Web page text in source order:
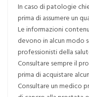
In caso di patologie
prima di assumere un
Le informazioni
devono in alcun
professionisti della
Consultare sempre il
prima di acquistare
Consultare un medico